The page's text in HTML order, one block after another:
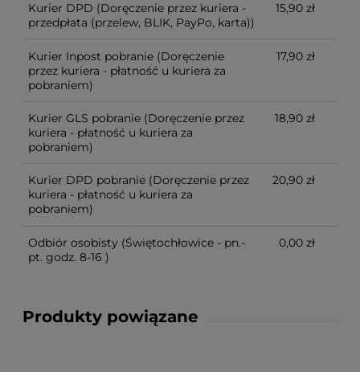
Kurier DPD (Doręczenie przez kuriera -
przedpłata (przelew, BLIK, PayPo, karta))
15,90 zł
Kurier Inpost pobranie (Doręczenie
przez kuriera - płatność u kuriera za
pobraniem)
17,90 zł
Kurier GLS pobranie (Doręczenie przez
kuriera - płatność u kuriera za
pobraniem)
18,90 zł
Kurier DPD pobranie (Doręczenie przez
kuriera - płatność u kuriera za
pobraniem)
20,90 zł
Odbiór osobisty (Świętochłowice - pn.-
pt. godz. 8-16 )
0,00 zł
Produkty powiązane